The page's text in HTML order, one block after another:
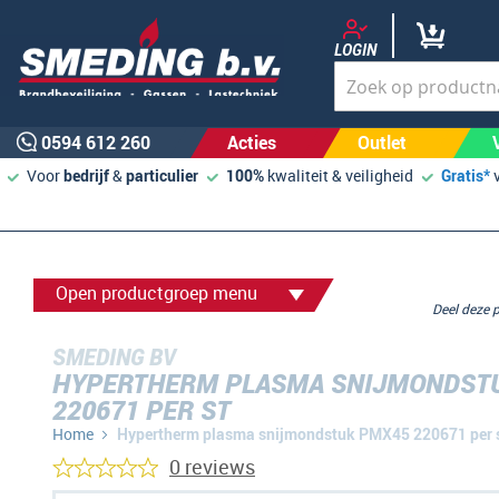
LOGIN
0594 612 260 Acties Outlet
Voorbedrijf&particulier 100% kwaliteit & veiligheid Gratis*
Open productgroep menu
SMEDING BV
HYPERTHERM PLASMA
220671 PER ST
Home Hypertherm plasma snijmondstuk PMX45 220671 per
Deel
0 reviews